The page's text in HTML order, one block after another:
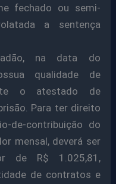
fechado ou semi-
a sentença
na data do
qualidade de
o atestado de
Para ter direito
de-contribuição do
mensal, deverá ser
de R$ 1.025,81,
de contratos e